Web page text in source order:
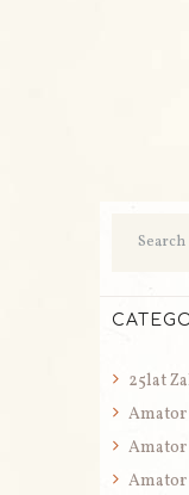
25lat
Amator